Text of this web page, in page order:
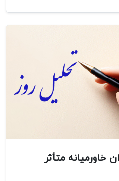
خاورمیانه متأثر